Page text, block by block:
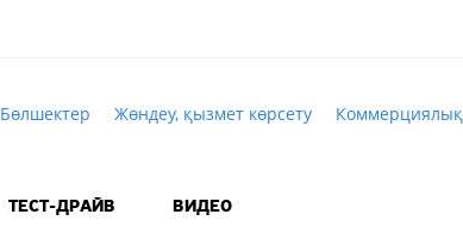
Бөлшектер Жөндеу, қызмет көрсету Коммерциялық
ТЕСТ-ДРАЙВ ВИДЕО